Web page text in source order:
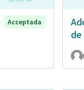
Acceptada